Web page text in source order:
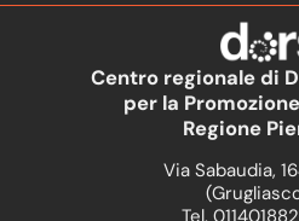
Centro regionale di
per la
Regione
Via Sabaudia,
Tel.